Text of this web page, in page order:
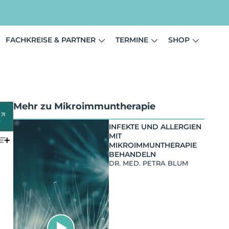
FACHKREISE & PARTNER TERMINE SHOP
Mehr zu Mikro­immun­therapie
INFEKTE UND ALLERGIEN
MIT
MIKROIMMUNTHERAPIE
BEHANDELN
DR. MED. PETRA BLUM